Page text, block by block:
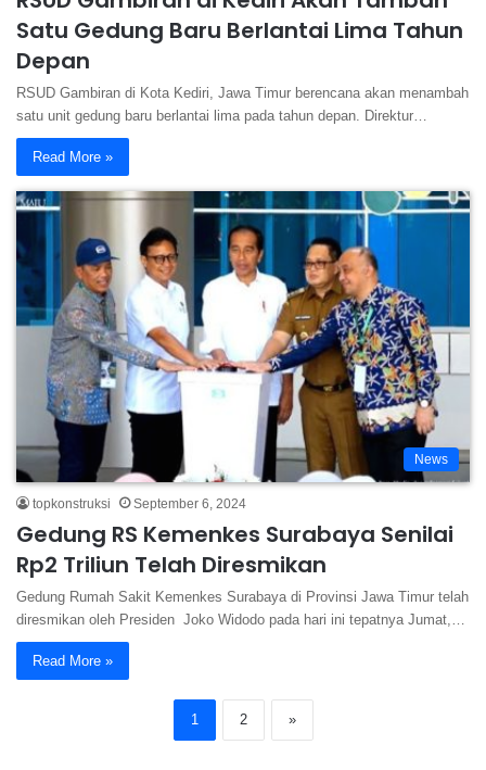
Satu Gedung Baru Berlantai Lima Tahun
Depan
RSUD Gambiran di Kota Kediri, Jawa Timur berencana akan menambah
satu unit gedung baru berlantai lima pada tahun depan. Direktur…
Read More »
News
topkonstruksi September 6, 2024
Gedung RS Kemenkes Surabaya Senilai
Rp2 Triliun Telah Diresmikan
Gedung Rumah Sakit Kemenkes Surabaya di Provinsi Jawa Timur telah
diresmikan oleh Presiden Joko Widodo pada hari ini tepatnya Jumat,…
Read More »
1 2 »